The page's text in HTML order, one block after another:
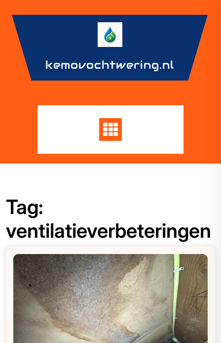
content
kemovochtwering.nl
Tag:
ventilatieverbeteringen